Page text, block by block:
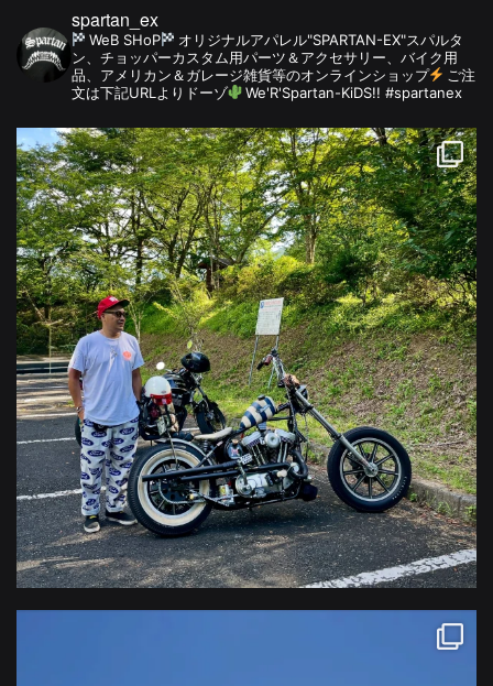
spartan_ex
WeB SHoP
オリジナルアパレル"SPARTAN-EX"スパルタ
ン、チョッパーカスタム用パーツ＆アクセサリー、バイク用
品、アメリカン＆ガレージ雑貨等のオンラインショップ
ご注
文は下記URLよりドーゾ
We'R'Spartan-KiDS!! #spartanex